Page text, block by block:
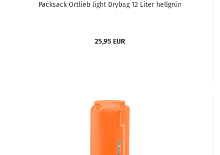
Packsack Ortlieb light Drybag 12 Liter hellgrün
25,95 EUR